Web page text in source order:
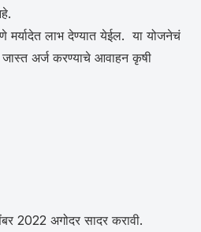
मर्यादेत लाभ देण्यात येईल. या योजनेचं
अर्ज करण्याचे आवाहन कृषी
2022 अगोदर सादर करावी.